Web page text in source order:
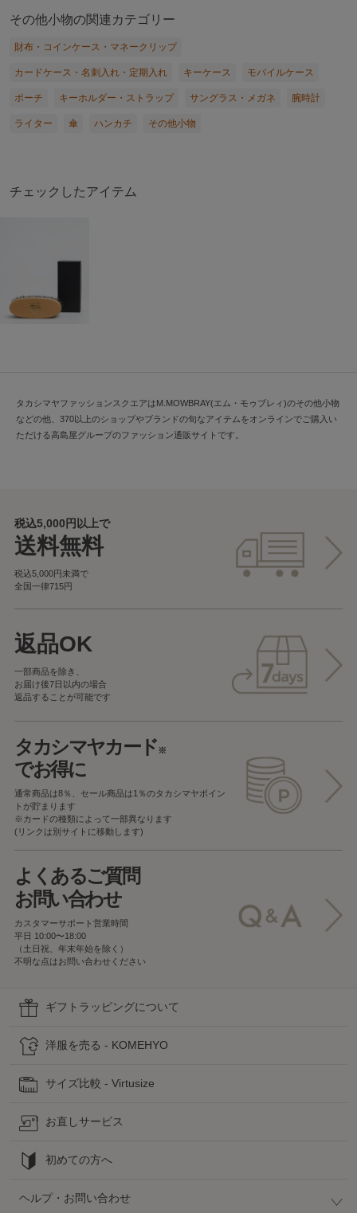
その他小物の関連カテゴリー
財布・コインケース・マネークリップ
カードケース・名刺入れ・定期入れ キーケース モバイルケース
ポーチ キーホルダー・ストラップ サングラス・メガネ 腕時計
ライター 傘 ハンカチ その他小物
チェックしたアイテム
タカシマヤファッションスクエアはM.MOWBRAY(エム・モゥブレィ)のその他小物
などの他、370以上のショップやブランドの旬なアイテムをオンラインでご購入い
ただける高島屋グループのファッション通販サイトです。
税込5,000円以上で
送料無料
税込5,000円未満で
全国一律715円
返品OK
一部商品を除き、
お届け後7日以内の場合
返品することが可能です
タカシマヤカード※
でお得に
通常商品は8％、セール商品は1％のタカシマヤポイン
トが貯まります
※カードの種類によって一部異なります
(リンクは別サイトに移動します)
よくあるご質問
お問い合わせ
カスタマーサポート営業時間
平日 10:00〜18:00
（土日祝、年末年始を除く）
不明な点はお問い合わせください
ギフトラッピングについて
洋服を売る - KOMEHYO
サイズ比較 - Virtusize
お直しサービス
初めての方へ
ヘルプ・お問い合わせ